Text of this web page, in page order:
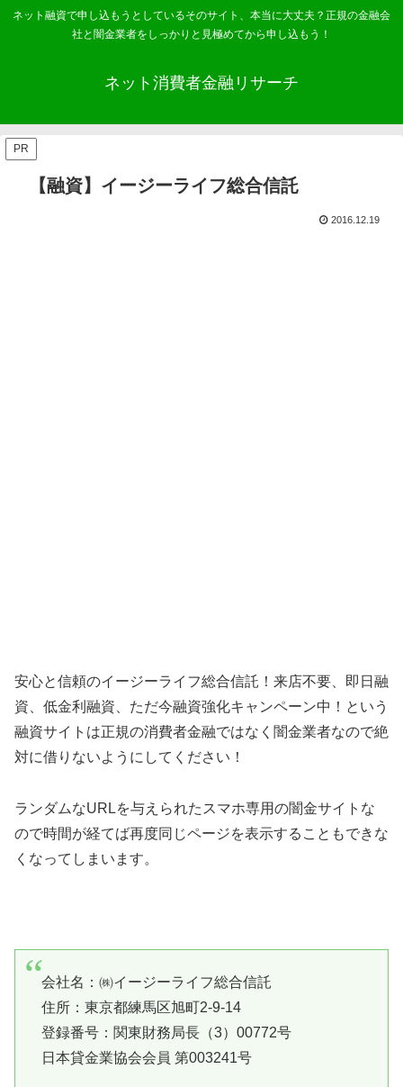
ネット融資で申し込もうとしているそのサイト、本当に大丈夫？正規の金融会
社と闇金業者をしっかりと見極めてから申し込もう！
ネット消費者金融リサーチ
PR
【融資】イージーライフ総合信託
2016.12.19
安心と信頼のイージーライフ総合信託！来店不要、即日融
資、低金利融資、ただ今融資強化キャンペーン中！という
融資サイトは正規の消費者金融ではなく闇金業者なので絶
対に借りないようにしてください！
ランダムなURLを与えられたスマホ専用の闇金サイトな
ので時間が経てば再度同じページを表示することもできな
くなってしまいます。
会社名：㈱イージーライフ総合信託
住所：東京都練馬区旭町2-9-14
登録番号：関東財務局長（3）00772号
日本貸金業協会会員 第003241号